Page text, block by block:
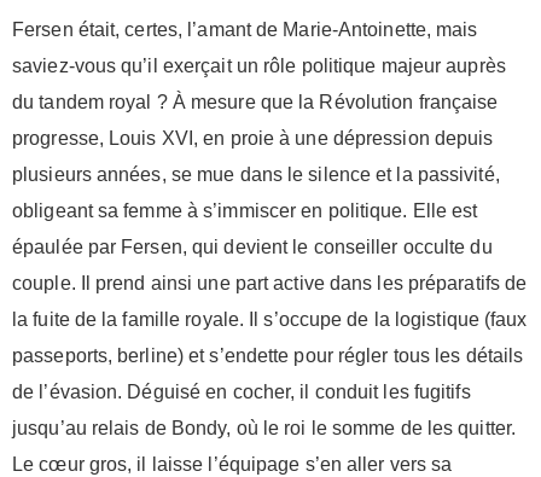
Fersen était, certes, l’amant de Marie-Antoinette, mais
saviez-vous qu’il exerçait un rôle politique majeur auprès
du tandem royal ? À mesure que la Révolution française
progresse, Louis XVI, en proie à une dépression depuis
plusieurs années, se mue dans le silence et la passivité,
obligeant sa femme à s’immiscer en politique. Elle est
épaulée par Fersen, qui devient le conseiller occulte du
couple. Il prend ainsi une part active dans les préparatifs de
la fuite de la famille royale. Il s’occupe de la logistique (faux
passeports, berline) et s’endette pour régler tous les détails
de l’évasion. Déguisé en cocher, il conduit les fugitifs
jusqu’au relais de Bondy, où le roi le somme de les quitter.
Le cœur gros, il laisse l’équipage s’en aller vers sa